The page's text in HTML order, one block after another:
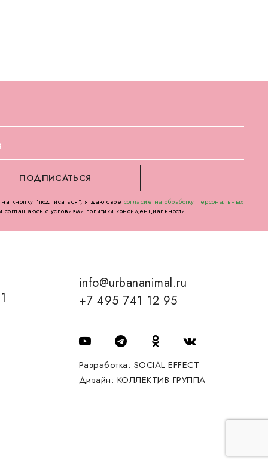
кнопку "подписаться", я даю своё согласие на обработку персональных
и соглашаюсь с условиями политики конфиденциальности
info@urbananimal.ru
+7 495 741 12 95
Разработка: SOCIAL EFFECT
Дизайн: КОЛЛЕКТИВ ГРУППА